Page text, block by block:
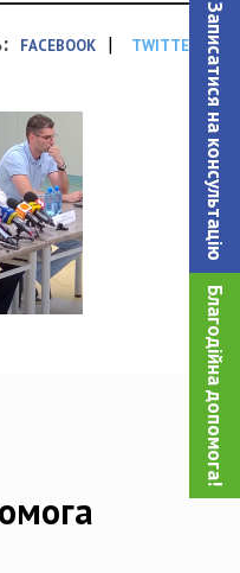
Записатися на консультацiю
Благодійна допомога!
FACEBOOK | TWITTER